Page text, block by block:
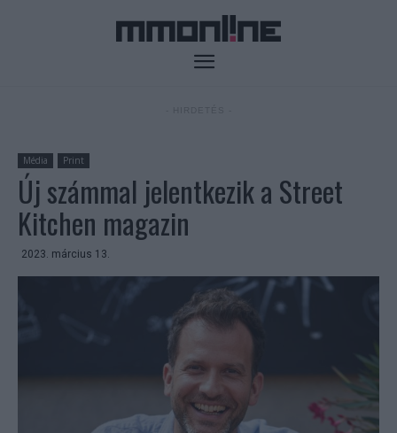
Média Print
Új számmal jelentkezik a Street
Kitchen magazin
2023. március 13.